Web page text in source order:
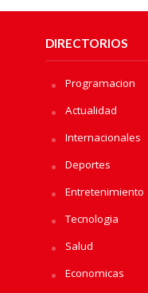
DIRECTORIOS
Programacion
Actualidad
Internacionales
Deportes
Entretenimiento
Tecnologia
Salud
Economicas